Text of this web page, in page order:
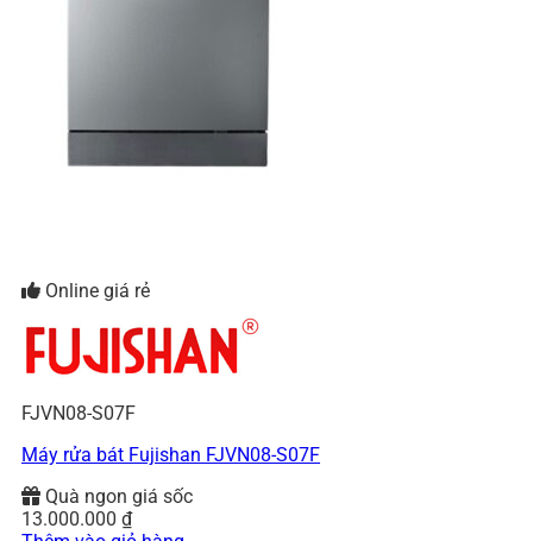
Online giá rẻ
FJVN08-S07F
Máy rửa bát Fujishan FJVN08-S07F
Quà ngon giá sốc
13.000.000 ₫